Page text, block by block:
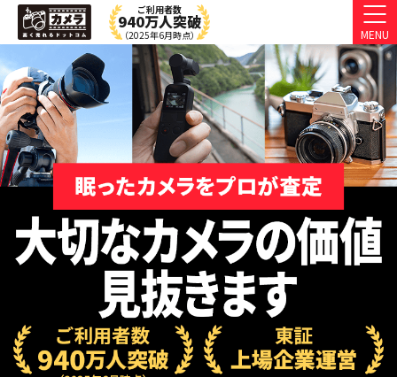
ご利用者数
940万人突破
（2025年6月時点） MENU